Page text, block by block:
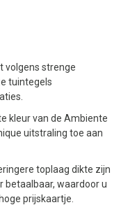
volgens strenge
tuintegels
kleur van de Ambiente
uitstraling toe aan
toplaag dikte zijn
betaalbaar, waardoor u
prijskaartje.